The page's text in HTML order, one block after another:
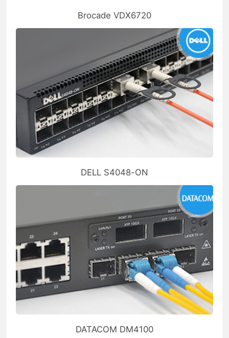
Brocade VDX6720
DELL S4048-ON
DATACOM DM4100